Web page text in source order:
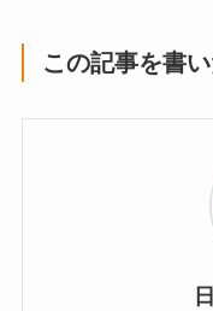
この記事を書